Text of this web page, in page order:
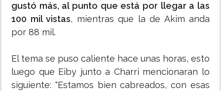
gustó más, al punto que está por llegar a las
100 mil vistas, mientras que la de Akim anda
por 88 mil.
El tema se puso caliente hace unas horas, esto
luego que Eiby junto a Charri mencionaran lo
siguiente: "Estamos bien cabreados, con esas